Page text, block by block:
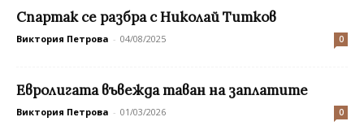
Спартак се разбра с Николай Титков
Виктория Петрова - 04/08/2025 0
Евролигата въвежда таван на заплатите
Виктория Петрова - 01/03/2026 0